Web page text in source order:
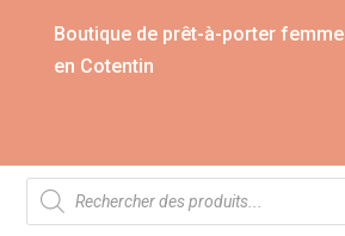
Boutique de prêt-à-porter
en Cotentin
Recherche
de
produits